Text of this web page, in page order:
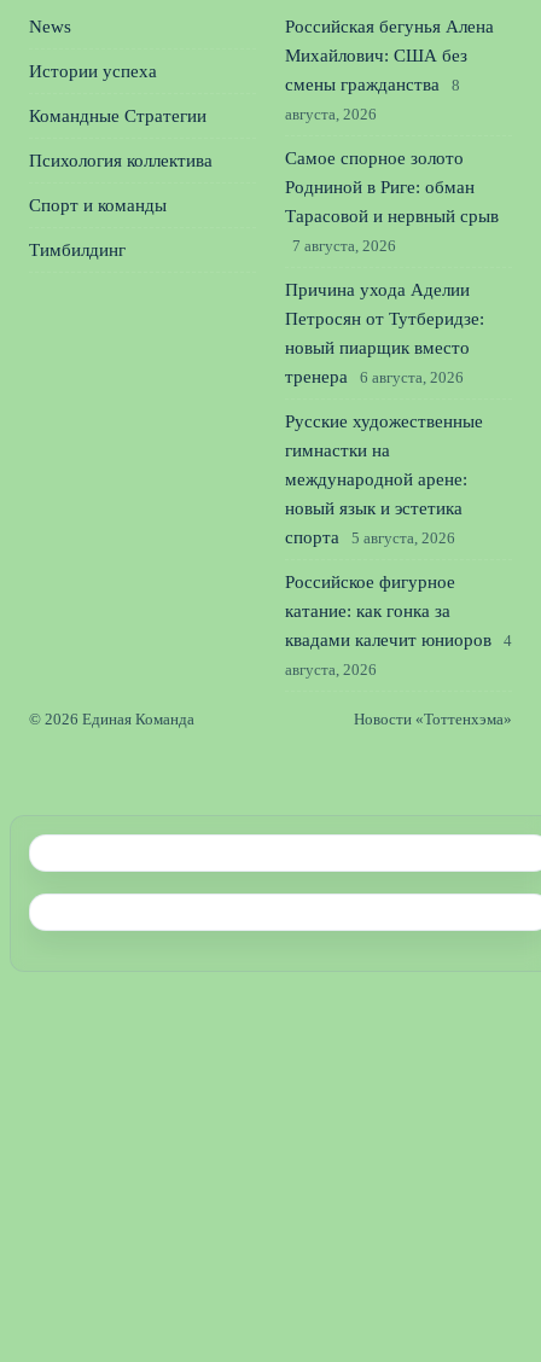
News
Истории успеха
Командные Стратегии
Психология коллектива
Спорт и команды
Тимбилдинг
Российская бегунья Алена
Михайлович: США без
смены гражданства
8
августа, 2026
Самое спорное золото
Родниной в Риге: обман
Тарасовой и нервный срыв
7 августа, 2026
Причина ухода Аделии
Петросян от Тутберидзе:
новый пиарщик вместо
тренера
6 августа, 2026
Русские художественные
гимнастки на
международной арене:
новый язык и эстетика
спорта
5 августа, 2026
Российское фигурное
катание: как гонка за
квадами калечит юниоров
4
августа, 2026
© 2026 Единая Команда Новости «Тоттенхэма»